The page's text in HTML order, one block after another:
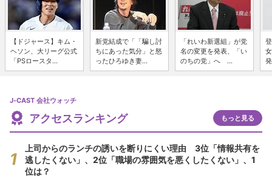
【ドジャース】キム・
ヘソン、大リーグ公式
「PSロースタ...
新党結成で「「騙し討
ちにあった気分」と怒
ったひろゆき妻...
「れいわ新選組」が党
名の変更を発表、「い
のちの党」へ ...
J-CAST 会社ウォッチ
アクセスランキング もっと見る
上司からのランチの誘いを断りにくい理由 3位「情報共有を
逃したくない」、2位「職場の雰囲気を悪くしたくない」、1
位は？